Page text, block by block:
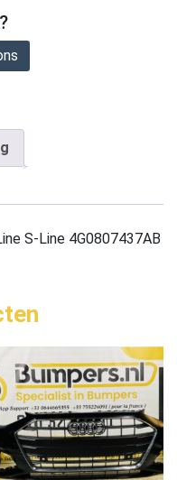
S-Line 4G0807437AB